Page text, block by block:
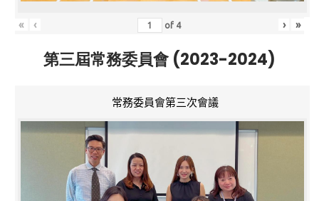
« ‹ of 4 › »
第三屆常務委員會 (2023-2024)
常務委員會第三次會議